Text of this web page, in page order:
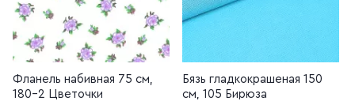
Фланель набивная 75 см,
180-2 Цветочки
Бязь гладкокрашеная 150
см, 105 Бирюза